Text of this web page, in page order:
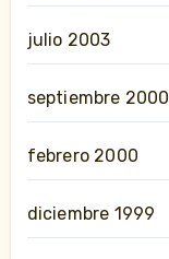
julio 2003
septiembre 2000
febrero 2000
diciembre 1999